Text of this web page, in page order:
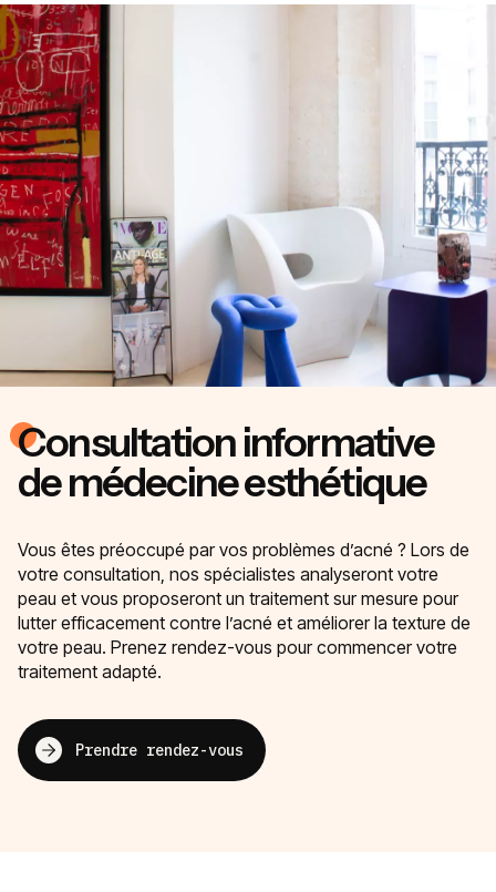
Consultation informative
de médecine esthétique
Vous êtes préoccupé par vos problèmes d’acné ? Lors de
votre consultation, nos spécialistes analyseront votre
peau et vous proposeront un traitement sur mesure pour
lutter efficacement contre l’acné et améliorer la texture de
votre peau. Prenez rendez-vous pour commencer votre
traitement adapté.
Prendre rendez-vous